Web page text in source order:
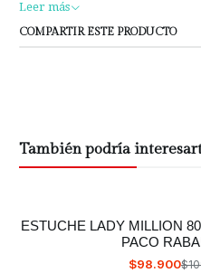
Todos nuestros productos
comprar con completa
protegido. Contamos con
datos de todos nuestros
Leer más
COMPARTIR ESTE PRODUCTO
También podría
ESTUCHE LADY MILLION
PACO
$98.900